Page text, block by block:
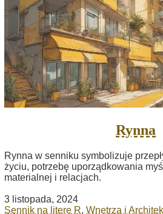
Rynna
Rynna w senniku symbolizuje
życiu, potrzebę uporządkowania
materialnej i relacjach.
3 listopada, 2024
Sennik na literę R, Wnętrza i